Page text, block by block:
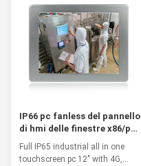
IP66 pc fanless del pannello
di hmi delle finestre x86/pc
industriale del pannello di
tocco
Full IP65 industrial all in one
touchscreen pc 12" with 4G,